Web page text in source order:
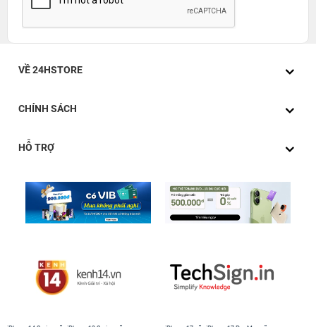
tay iPad Pro M4 13-inch 2024 chính là thiết kế hoàn hảo,
vừa đẹp mắt vừa sang trọng. Với kích thước 280.6 x
214.9 x 5.9 mm và trọng lượng chỉ 682g, chiếc iPad này
mang đến cảm giác cầm nắm nhẹ nhàng, dễ chịu, đồng
thời vô cùng thuận tiện khi bạn cần mang theo trong mọi
M4 13-inch 2024 có vẻ ngoài sang trọng mà còn đảm
bảo độ bền chắc chắn, sẵn sàng chịu đựng những tác
5.9mm, chiếc máy này đạt sự cân bằng tuyệt vời giữa
tính di động và độ cứng cáp. Viền mỏng xung quanh
màn hình giúp tối ưu hóa không gian hiển thị, mang lại
giảm đi tính di động của máy. Mặt lưng được hoàn thiện
bóng bẩy, tạo nên một vẻ ngoài hiện đại, tinh tế, hoàn
hảo cho những ai yêu thích sự thanh lịch nhưng vẫn
VỀ 24HSTORE
CHÍNH SÁCH
HỖ TRỢ